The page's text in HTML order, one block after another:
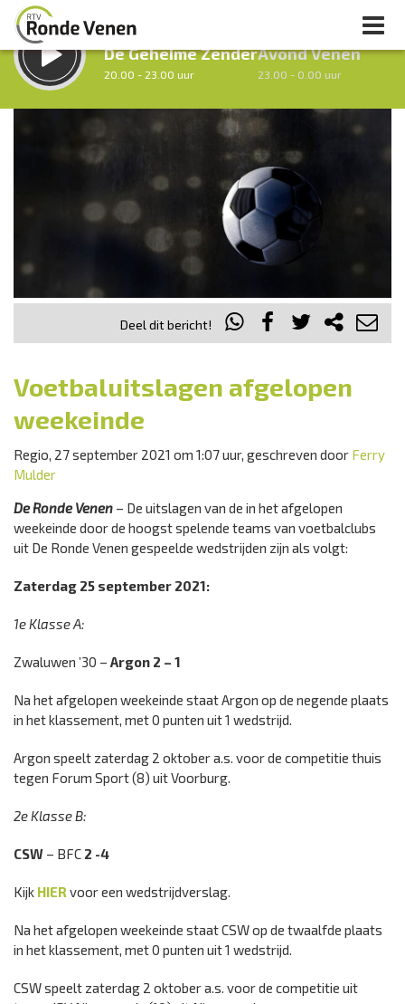
LUISTER LIVE:
De Geheime Zender
20.00 - 23.00 uur
Avond Venen
23.00 - 0.00 uur
Deel dit bericht!
Voetbaluitslagen afgelopen
weekeinde
Regio, 27 september 2021 om 1:07 uur, geschreven door Ferry
Mulder
De Ronde Venen – De uitslagen van de in het afgelopen
weekeinde door de hoogst spelende teams van voetbalclubs
uit De Ronde Venen gespeelde wedstrijden zijn als volgt:
Zaterdag 25 september 2021:
1e Klasse A:
Zwaluwen ’30 – Argon 2 – 1
Na het afgelopen weekeinde staat Argon op de negende plaats
in het klassement, met 0 punten uit 1 wedstrijd.
Argon speelt zaterdag 2 oktober a.s. voor de competitie thuis
tegen Forum Sport (8) uit Voorburg.
2e Klasse B:
CSW – BFC 2 -4
Kijk HIER voor een wedstrijdverslag.
Na het afgelopen weekeinde staat CSW op de twaalfde plaats
in het klassement, met 0 punten uit 1 wedstrijd.
CSW speelt zaterdag 2 oktober a.s. voor de competitie uit